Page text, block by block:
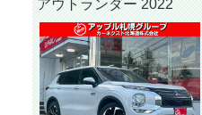
アウトランダー 2022